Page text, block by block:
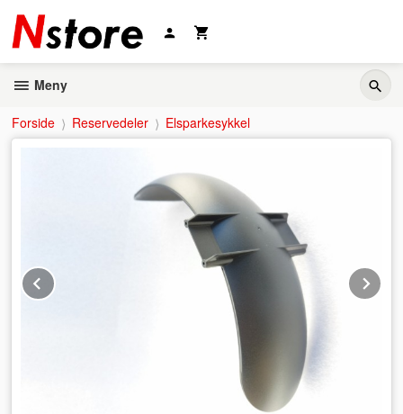
innholdet
Meny
Forside Reservedeler Elsparkesykkel
Prev